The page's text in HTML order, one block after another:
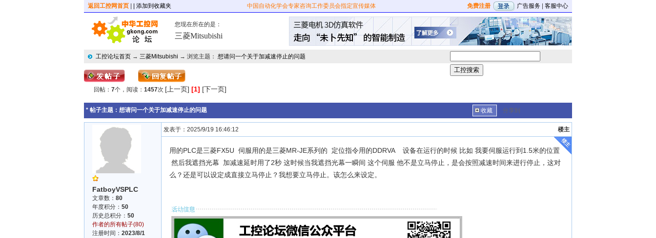
返回工控网首页 | 添加到收藏夹 中国自动化学会专家咨询工作委员会指定宣传媒体 免费注册 广告服务 客服中心
您现在所在的是：
三菱Mitsubishi
工控论坛首页 → 三菱Mitsubishi → 浏览主题： 想请问一个关于加减速停止的问题
回帖： 7个，阅读： 1457次 [上一页] [1] [下一页]
* 帖子主题： 想请问一个关于加减速停止的问题 收藏 分享到
FatboyVSPLC
文章数： 80
年度积分： 50
历史总积分： 50
作者的所有帖子(80)
注册时间： 2023/8/1
发表于：2025/9/19 16:46:12 楼主
用的PLC是三菱FX5U 伺服用的是三菱MR-JE系列的 定位指令用的DDRVA 设备在运行的时候 比如 我要伺服运行到1.5米的位置
然后我遮挡光幕 加减速延时用了2秒 这时候当我遮挡光幕一瞬间 这个伺服 他不是立马停止，是会按照减速时间来进行停止，这对
么？还是可以设定成直接立马停止？我想要立马停止。该怎么来设定。